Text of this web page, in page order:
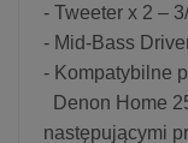
- Tweeter x 2 –
- Mid-Bass
- Kompatybilne
Denon Home
następującymi